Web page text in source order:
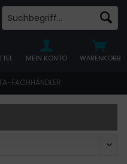
FACHHÄNDLER
WARENKORB
MEIN KONTO